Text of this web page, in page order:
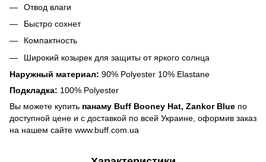
Отвод влаги
Быстро сохнет
Компактность
Широкий козырек для защиты от яркого солнца
Наружный материал: 90% Polyester 10% Elastane
Подкладка: 100% Polyester
Вы можете купить панаму Buff Booney Hat, Zankor Blue по
доступной цене и с доставкой по всей Украине, оформив заказ
на нашем сайте www.buff.com.ua